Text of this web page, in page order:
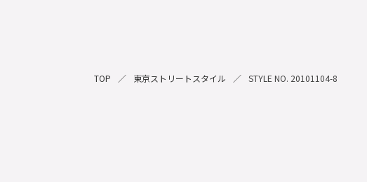
TOP 東京ストリートスタイル STYLE NO. 20101104-8